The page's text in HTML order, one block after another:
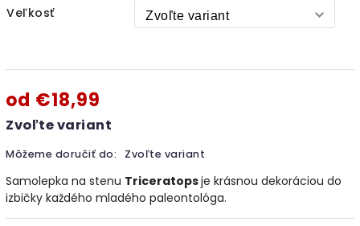
Veľkosť
od €18,99
Zvoľte variant
Môžeme doručiť do: Zvoľte variant
Samolepka na stenu Triceratopsje krásnou dekoráciou do
izbičky každého mladého paleontológa.